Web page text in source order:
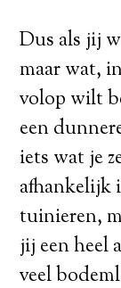
Dus als jij
maar wat,
volop wilt
een
iets wat je
afhankelijk
tuinieren,
jij een heel
veel